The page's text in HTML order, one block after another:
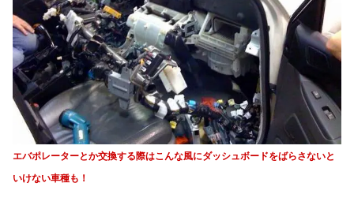
エバポレーターとか交換する際はこんな風にダッシュボードをばらさないと
いけない車種も！